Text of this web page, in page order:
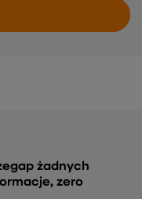
żadnych
zero